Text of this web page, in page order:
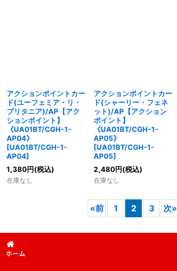
アクションポイントカー
ド(ユーフェミア・リ・
ブリタニア)/AP【アク
ションポイント】
《UA01BT/CGH-1-
AP04》
[UA01BT/CGH-1-
AP04]
1,380円(税込)
在庫なし
アクションポイントカー
ド(シャーリー・フェネ
ット)/AP【アクション
ポイント】
《UA01BT/CGH-1-
AP05》
[UA01BT/CGH-1-
AP05]
2,480円(税込)
在庫なし
«前 1 2 3 次»
ホーム